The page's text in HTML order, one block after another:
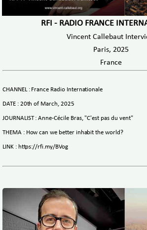
RFI - RADIO FRANCE
Vincent Callebaut
Paris, 2025
France
CHANNEL : France Radio Internationale
DATE : 20th of March, 2025
JOURNALIST : Anne-Cécile Bras, "C'est pas du vent"
THEMA : How can we better inhabit the world?
LINK : https://rfi.my/BVog